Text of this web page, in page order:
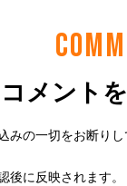
コメント
みの一切をお断りし
後に反映されます。